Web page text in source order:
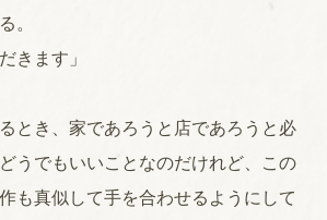
。
きます」
とき、家であろうと店であろうと必
うでもいいことなのだけれど、この
も真似して手を合わせるようにして